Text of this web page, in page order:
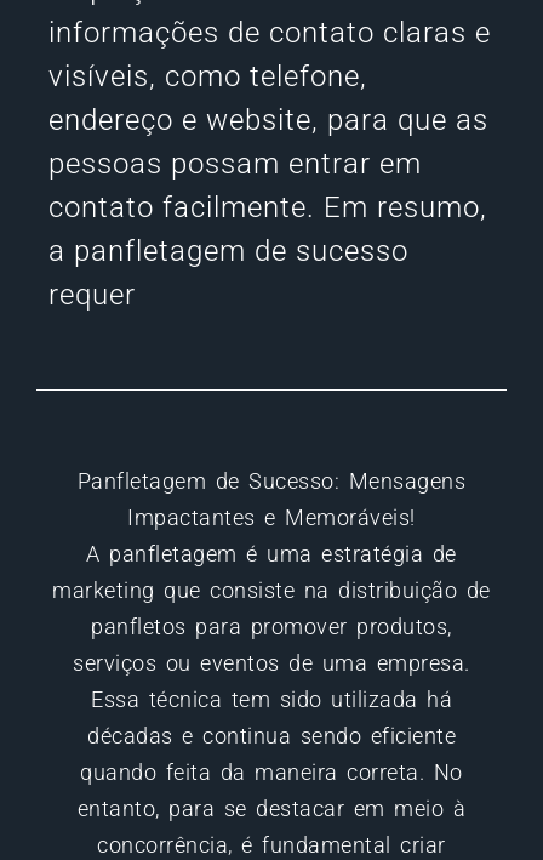
informações de contato claras e
visíveis, como telefone,
endereço e website, para que as
pessoas possam entrar em
contato facilmente. Em resumo,
a panfletagem de sucesso
requer
Panfletagem de Sucesso: Mensagens
Impactantes e Memoráveis!
A panfletagem é uma estratégia de
marketing que consiste na distribuição de
panfletos para promover produtos,
serviços ou eventos de uma empresa.
Essa técnica tem sido utilizada há
décadas e continua sendo eficiente
quando feita da maneira correta. No
entanto, para se destacar em meio à
concorrência, é fundamental criar